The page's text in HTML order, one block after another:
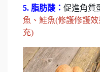
5. 脂肪酸： 促進角質
魚、鮭魚(修護修護
充)